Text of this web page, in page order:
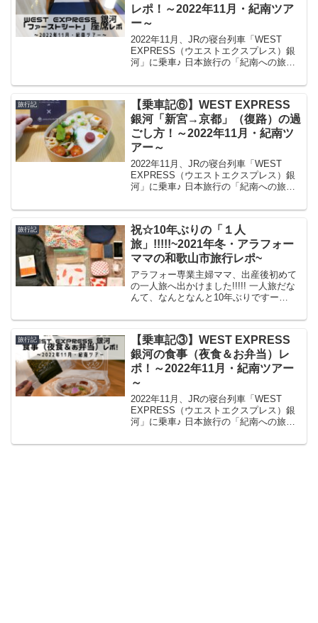
レポ！～2022年11月・紀南ツア
ー～
2022年11月、JRの寝台列車「WEST
EXPRESS（ウエストエクスプレス）銀
河」に乗車♪ 日本旅行の「紀南への旅」
都～和歌山・新宮を往復しました♪ 行き
は夜行だったので、座席がベッドになる
１号...
旅行記
【乗車記⑥】WEST EXPRESS
銀河「新宮→京都」（復路）の過
ごし方！～2022年11月・紀南ツ
アー～
2022年11月、JRの寝台列車「WEST
EXPRESS（ウエストエクスプレス）銀
河」に乗車♪ 日本旅行の「紀南への旅」
都～和歌山・新宮を往復しました♪ 今回
旅行記
祝☆10年ぶりの「１人
旅」!!!!!~2021年冬・アラフォー
ママの和歌山市旅行レポ~
アラフォー専業主婦ママ、出産後初めて
の一人旅へ出かけました!!!!! 一人旅だな
んて、なんとなんと10年ぶりですー
（！）、一人旅用にリュックサックを新
フ...
旅行記
【乗車記③】WEST EXPRESS
銀河の食事（夜食＆お弁当）レ
ポ！～2022年11月・紀南ツアー
～
2022年11月、JRの寝台列車「WEST
EXPRESS（ウエストエクスプレス）銀
河」に乗車♪ 日本旅行の「紀南への旅」
都～和歌山・新宮を往復しました！ 今回